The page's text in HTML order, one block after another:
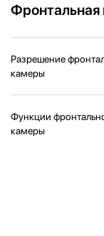
Фронтальная
Разрешение
камеры
Функции
камеры